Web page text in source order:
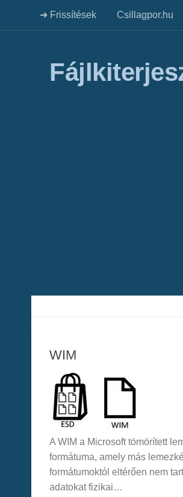
➜ Frissítések Csillagpor.hu
WIM
A WIM a Microsoft tömörített
formátuma, amely más
formátumoktól eltérően nem
adatokat fizikai…